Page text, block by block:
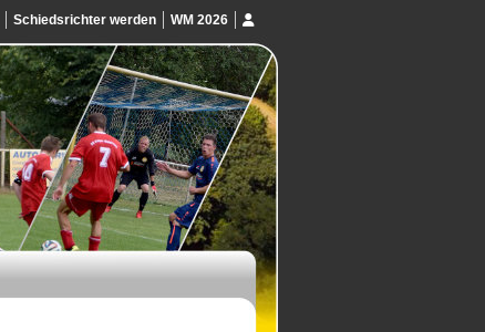
Schiedsrichter werden WM 2026